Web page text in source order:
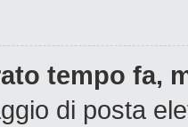
tempo fa,
di posta